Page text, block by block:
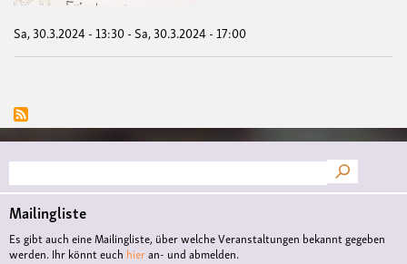
Sa, 30.3.2024 - 13:30-Sa, 30.3.2024 - 17:00
Suche
Mailingliste
Es gibt auch eine Mailingliste, über welche Veranstaltungen bekannt gegeben
werden. Ihr könnt euch hieran- und abmelden.